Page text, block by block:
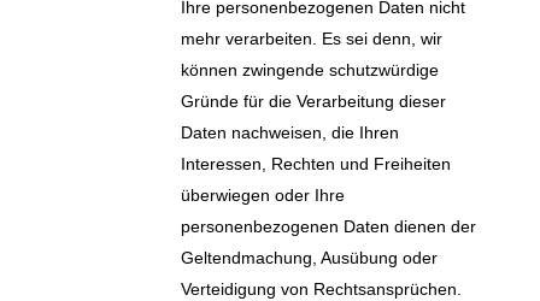
Ihre personenbezogenen Daten nicht
mehr verarbeiten. Es sei denn, wir
können zwingende schutzwürdige
Gründe für die Verarbeitung dieser
Daten nachweisen, die Ihren
Interessen, Rechten und Freiheiten
überwiegen oder Ihre
personenbezogenen Daten dienen der
Geltendmachung, Ausübung oder
Verteidigung von Rechtsansprüchen.